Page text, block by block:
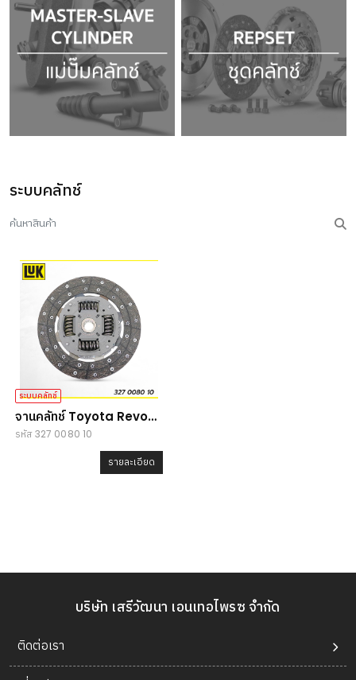
ระบบคลัทช์
ระบบคลัทช์
จานคลัทช์ Toyota Revo
2.4-4x2
รหัส 327 0080 10
รายละเอียด
บริษัท เสรีวัฒนา เอนเทอไพรซ จำกัด
ติดต่อเรา